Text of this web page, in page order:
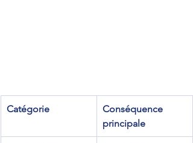
Catégorie
Conséquence
principale